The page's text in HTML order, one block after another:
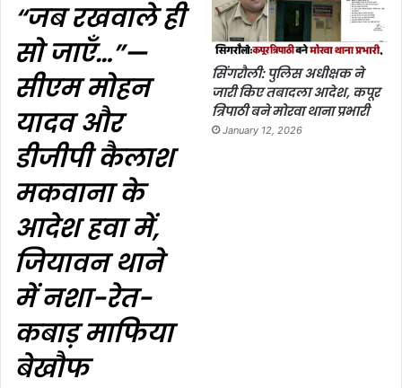
“जब रखवाले ही
सो जाएँ…”—
सीएम मोहन
यादव और
डीजीपी कैलाश
मकवाना के
आदेश हवा में,
जियावन थाने
में नशा-रेत-
कबाड़ माफिया
बेखौफ
सिंगरौली: पुलिस अधीक्षक ने
जारी किए तबादला आदेश, कपूर
त्रिपाठी बने मोरवा थाना प्रभारी
January 12, 2026